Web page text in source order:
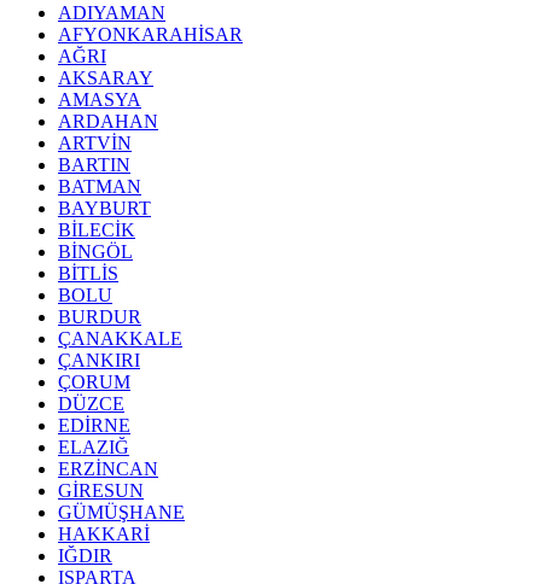
ADIYAMAN
AFYONKARAHİSAR
AĞRI
AKSARAY
AMASYA
ARDAHAN
ARTVİN
BARTIN
BATMAN
BAYBURT
BİLECİK
BİNGÖL
BİTLİS
BOLU
BURDUR
ÇANAKKALE
ÇANKIRI
ÇORUM
DÜZCE
EDİRNE
ELAZIĞ
ERZİNCAN
GİRESUN
GÜMÜŞHANE
HAKKARİ
IĞDIR
ISPARTA